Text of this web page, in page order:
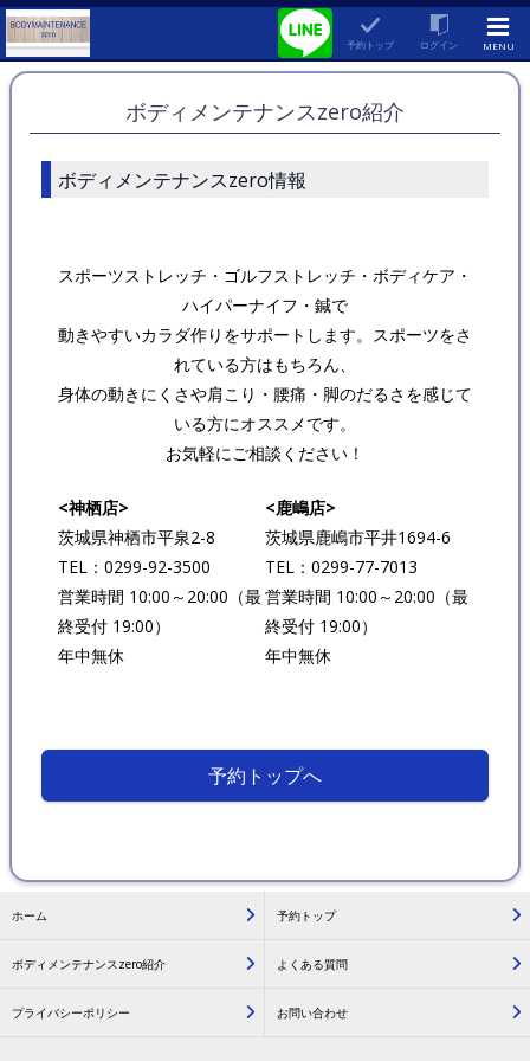
予約トップ ログイン MENU
ボディメンテナンスzero紹介
ボディメンテナンスzero情報
スポーツストレッチ・ゴルフストレッチ・ボディケア・
ハイパーナイフ・鍼で
動きやすいカラダ作りをサポートします。スポーツをさ
れている方はもちろん、
身体の動きにくさや肩こり・腰痛・脚のだるさを感じて
いる方にオススメです。
お気軽にご相談ください！
<神栖店>
<鹿嶋店>
茨城県神栖市平泉2-8
茨城県鹿嶋市平井1694-6
TEL：0299-92-3500
TEL：0299-77-7013
営業時間 10:00～20:00（最
終受付 19:00）
営業時間 10:00～20:00（最
終受付 19:00）
年中無休
年中無休
予約トップへ
ホーム 予約トップ
ボディメンテナンスzero紹介 よくある質問
プライバシーポリシー お問い合わせ